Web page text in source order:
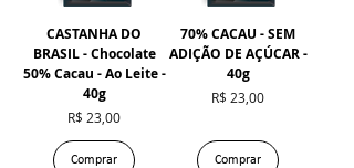
CASTANHA DO
BRASIL - Chocolate
50% Cacau - Ao Leite -
40g
Preço
R$ 23,00
Comprar
70% CACAU - SEM
ADIÇÃO DE AÇÚCAR -
40g
Preço
R$ 23,00
Comprar